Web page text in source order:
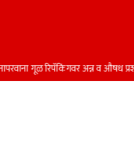
गूळ रिपॅकिंगवर अन्न व औषध